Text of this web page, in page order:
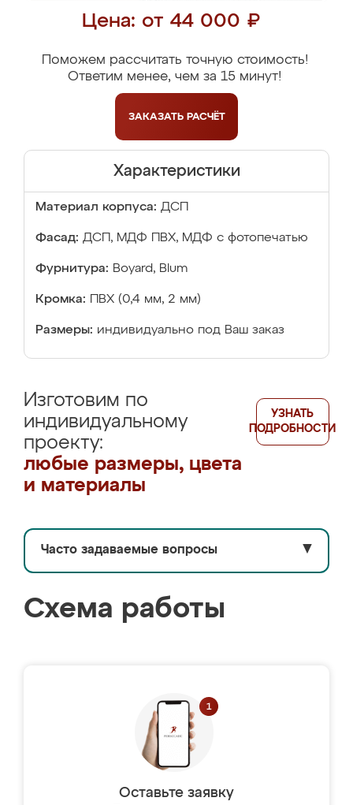
Цена: от 44 000 ₽
Поможем рассчитать точную стоимость!
Ответим менее, чем за 15 минут!
ЗАКАЗАТЬ РАСЧЁТ
Характеристики
Материал корпуса: ДСП
Фасад: ДСП, МДФ ПВХ, МДФ с фотопечатью
Фурнитура: Boyard, Blum
Кромка: ПВХ (0,4 мм, 2 мм)
Размеры: индивидуально под Ваш заказ
Изготовим по
индивидуальному
проекту:
любые размеры, цвета
и материалы
УЗНАТЬ
ПОДРОБНОСТИ
Часто задаваемые вопросы ▼
Схема работы
Оставьте заявку